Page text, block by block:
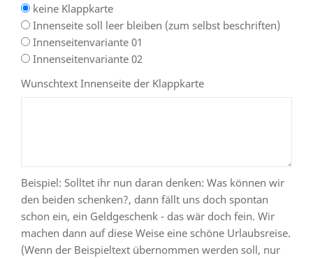
keine Klappkarte
Innenseite soll leer bleiben (zum selbst beschriften)
Innenseitenvariante 01
Innenseitenvariante 02
Wunschtext Innenseite der Klappkarte
Beispiel: Solltet ihr nun daran denken: Was können wir
den beiden schenken?, dann fällt uns doch spontan
schon ein, ein Geldgeschenk - das wär doch fein. Wir
machen dann auf diese Weise eine schöne Urlaubsreise.
(Wenn der Beispieltext übernommen werden soll, nur